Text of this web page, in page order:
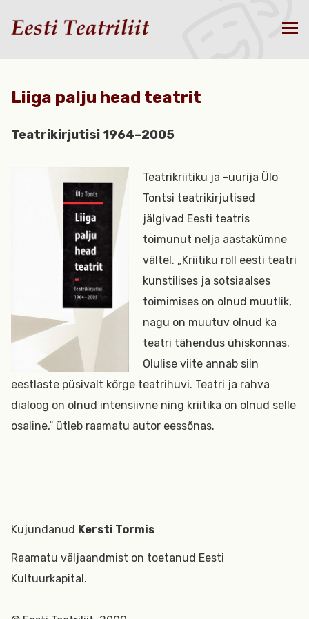
Liiga palju head teatrit
Teatrikirjutisi 1964–2005
Teatrikriitiku ja -uurija Ülo
Tontsi teatrikirjutised
jälgivad Eesti teatris
toimunut nelja aastakümne
vältel. „Kriitiku roll eesti teatri
kunstilises ja sotsiaalses
toimimises on olnud muutlik,
nagu on muutuv olnud ka
teatri tähendus ühiskonnas.
Olulise viite annab siin
eestlaste püsivalt kõrge teatrihuvi. Teatri ja rahva
dialoog on olnud intensiivne ning kriitika on olnud selle
osaline,“ ütleb raamatu autor eessõnas.
Kujundanud Kersti Tormis
Raamatu väljaandmist on toetanud Eesti
Kultuurkapital.